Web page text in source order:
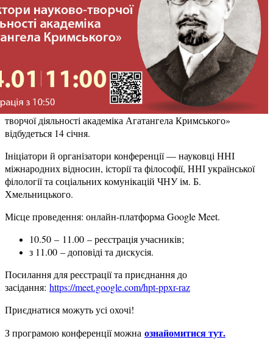
творчої діяльності академіка Агатангела Кримського»
відбудеться 14 січня.
Ініціатори й організатори конференції — науковці ННІ
міжнародних відносин, історії та філософії, ННІ української
філології та соціальних комунікацій ЧНУ ім. Б.
Хмельницького.
Місце проведення: онлайн-платформа Google Meet.
10.50 – 11.00 – реєстрація учасників;
з 11.00 – доповіді та дискусія.
Посилання для реєстрації та приєднання до
засідання: https://meet.google.com/hpt-ppxr-raz
Приєднатися можуть усі охочі!
З програмою конференції можна ознайомитися тут.